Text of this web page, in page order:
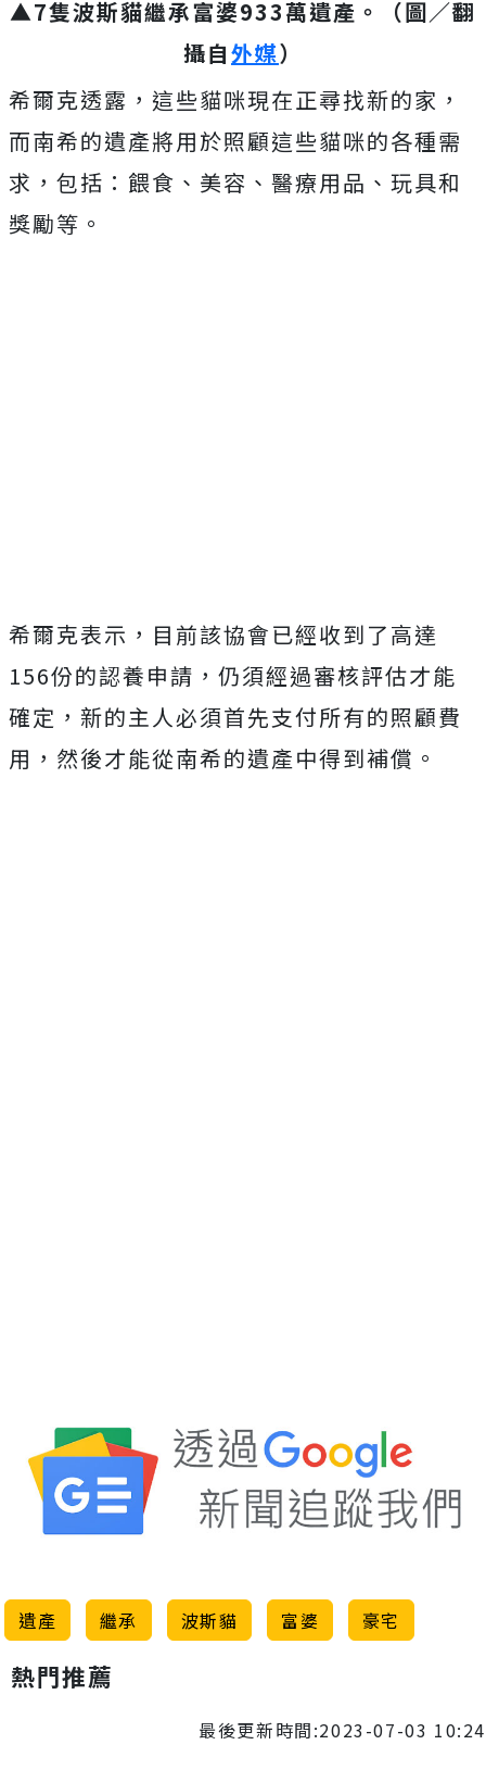
▲7隻波斯貓繼承富婆933萬遺產。
（圖／翻
攝自外媒）
希爾克透露，這些貓咪現在正尋找新的家，
而南希的遺產將用於照顧這些貓咪的各種需
求，包括：餵食、美容、醫療用品、玩具和
獎勵等。
希爾克表示，目前該協會已經收到了高達
156份的認養申請，仍須經過審核評估才能
確定，新的主人必須首先支付所有的照顧費
用，然後才能從南希的遺產中得到補償。
遺產 繼承 波斯貓 富婆 豪宅
熱門推薦
最後更新時間:2023-07-03 10:24